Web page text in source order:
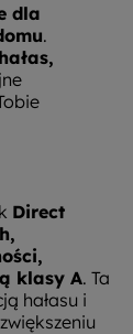
dla
.
Direct
klasy A. Ta
hałasu i